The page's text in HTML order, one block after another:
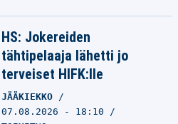
HS: Jokereiden
tähtipelaaja lähetti jo
terveiset HIFK:lle
JÄÄKIEKKO
07.08.2026 - 18:10